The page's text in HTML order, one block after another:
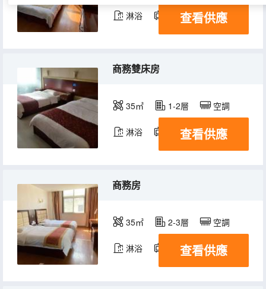
淋浴 電視機
查看供應
商務雙床房
35㎡ 1-2層 空調
淋浴 電視機
查看供應
商務房
35㎡ 2-3層 空調
淋浴 電視機
查看供應